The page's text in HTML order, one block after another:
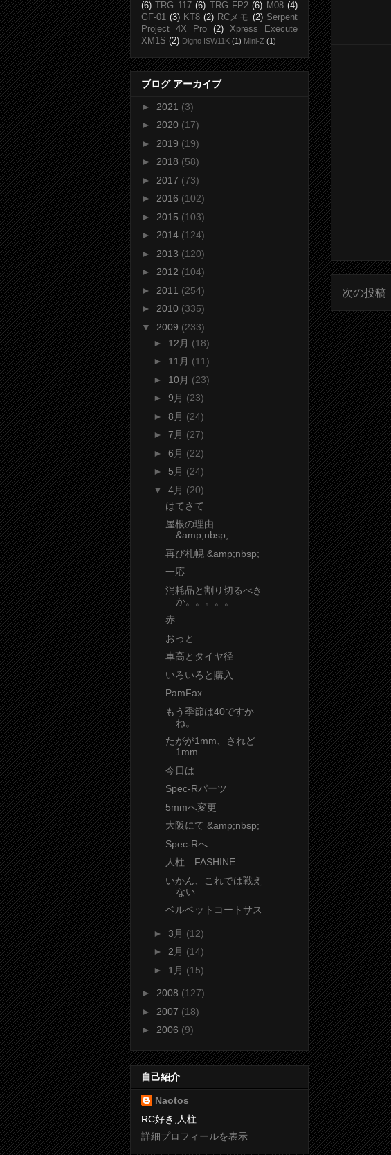
次の投稿
(6)
TRG 117 (6) TRG FP2 (6) M08 (4)
GF-01 (3) KT8 (2) RCメモ (2) Serpent
Project 4X Pro
(2)
Xpress Execute
XM1S (2) Digno ISW11K (1) Mini-Z (1)
ブログ アーカイブ
► 2021 (3)
► 2020 (17)
► 2019 (19)
► 2018 (58)
► 2017 (73)
► 2016 (102)
► 2015 (103)
► 2014 (124)
► 2013 (120)
► 2012 (104)
► 2011 (254)
► 2010 (335)
▼ 2009 (233)
► 12月 (18)
► 11月 (11)
► 10月 (23)
► 9月 (23)
► 8月 (24)
► 7月 (27)
► 6月 (22)
► 5月 (24)
▼ 4月 (20)
はてさて
屋根の理由
&amp;nbsp;
再び札幌 &amp;nbsp;
一応
消耗品と割り切るべき
か。。。。。
赤
おっと
車高とタイヤ径
いろいろと購入
PamFax
もう季節は40ですか
ね。
たがが1mm、されど
1mm
今日は
Spec-Rパーツ
5mmへ変更
大阪にて &amp;nbsp;
Spec-Rへ
人柱 FASHINE
いかん、これでは戦え
ない
ベルベットコートサス
► 3月 (12)
► 2月 (14)
► 1月 (15)
► 2008 (127)
► 2007 (18)
► 2006 (9)
自己紹介
Naotos
RC好き,人柱
詳細プロフィールを表示